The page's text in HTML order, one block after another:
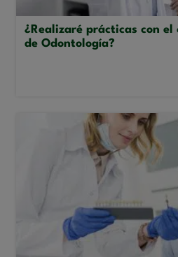
¿Realizaré prácticas con
de Odontología?